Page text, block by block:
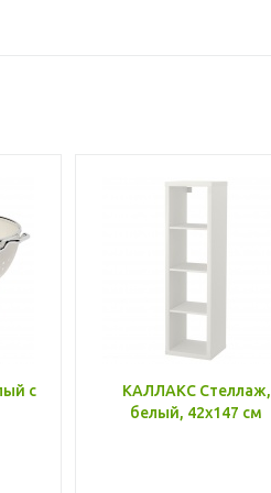
с
КАЛЛАКС Стеллаж,
белый, 42x147 см